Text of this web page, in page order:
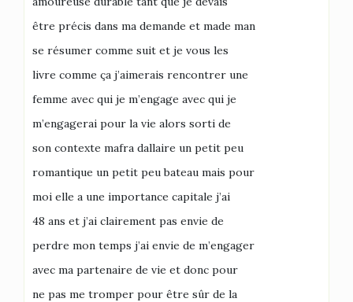
être précis dans ma demande et made man
se résumer comme suit et je vous les
livre comme ça j’aimerais rencontrer une
femme avec qui je m’engage avec qui je
m’engagerai pour la vie alors sorti de
son contexte mafra dallaire un petit peu
romantique un petit peu bateau mais pour
moi elle a une importance capitale j’ai
48 ans et j’ai clairement pas envie de
perdre mon temps j’ai envie de m’engager
avec ma partenaire de vie et donc pour
ne pas me tromper pour être sûr de la